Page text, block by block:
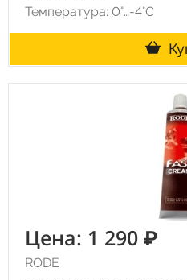
Температура: 0°…-4°C
Цена: 1 290 ₽
RODE